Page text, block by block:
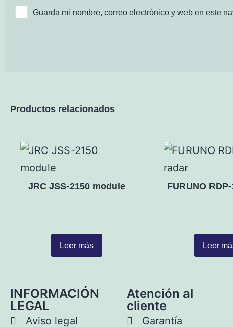
Guarda mi nombre, correo electrónico y web en este
Productos relacionados
JRC JSS-2150 module
Leer más
FURUNO
Leer
INFORMACIÓN
LEGAL
Aviso legal
Atención al
cliente
Garantía